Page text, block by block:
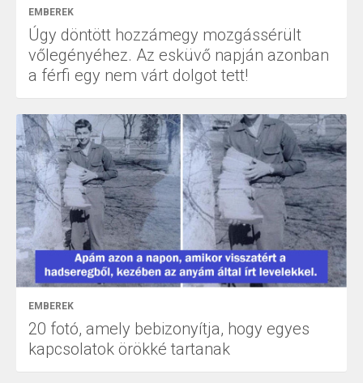
EMBEREK
Úgy döntött hozzámegy mozgássérült
vőlegényéhez. Az esküvő napján azonban
a férfi egy nem várt dolgot tett!
EMBEREK
20 fotó, amely bebizonyítja, hogy egyes
kapcsolatok örökké tartanak